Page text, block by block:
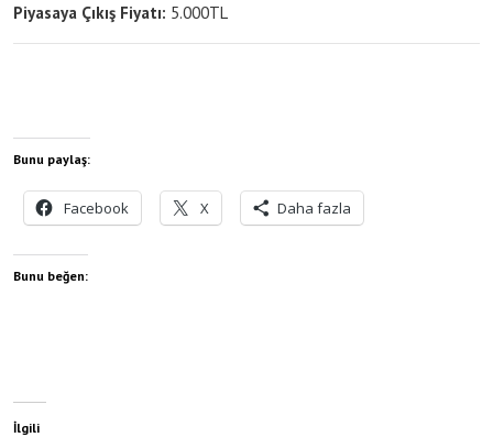
Piyasaya Çıkış Fiyatı: 5.000TL
Bunu paylaş:
Facebook X Daha fazla
Bunu beğen:
İlgili